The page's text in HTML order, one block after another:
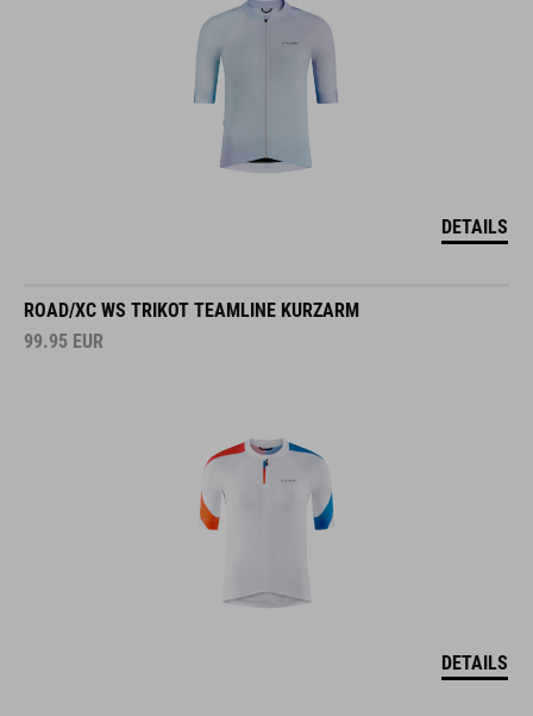
DETAILS
ROAD/XC WS TRIKOT TEAMLINE KURZARM
99.95 EUR
DETAILS